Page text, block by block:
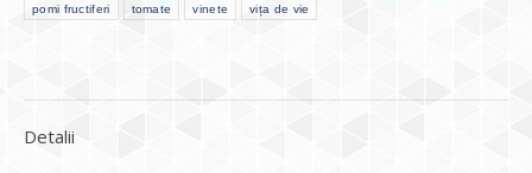
pomi fructiferi tomate vinete vița de vie
Detalii